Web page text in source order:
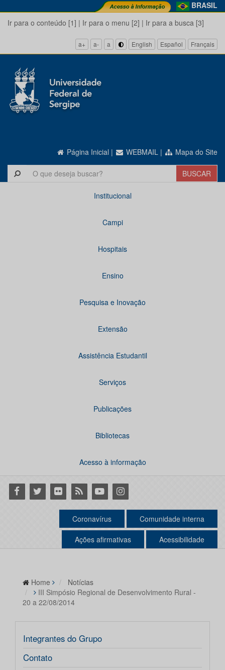
BRASIL
Ir para o conteúdo [1] | Ir para o menu [2] | Ir para a busca [3]
a+ a- a English Español Français
Página Inicial | WEBMAIL | Mapa do Site
Institucional
Campi
Hospitais
Ensino
Pesquisa e Inovação
Extensão
Assistência Estudantil
Serviços
Publicações
Bibliotecas
Acesso à informação
Facebook
Twitter Flickr RSS YoutubeInstagram
Coronavírus Comunidade interna
Ações afirmativas Acessibilidade
Home
Notícias
III Simpósio Regional de Desenvolvimento Rural -
20 a 22/08/2014
Integrantes do Grupo
Contato